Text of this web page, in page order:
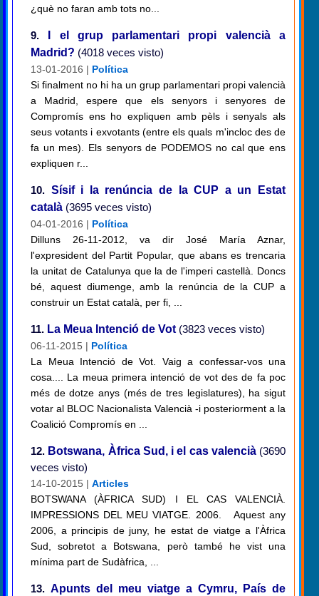
¿què no faran amb tots no...
9.
I el grup parlamentari propi valencià a
Madrid? (4018 veces visto)
13-01-2016 | Política
Si finalment no hi ha un grup parlamentari propi valencià
a Madrid, espere que els senyors i senyores de
Compromís ens ho expliquen amb pèls i senyals als
seus votants i exvotants (entre els quals m'incloc des de
fa un mes). Els senyors de PODEMOS no cal que ens
expliquen r...
10. Sísif i la renúncia de la CUP a un Estat
català (3695 veces visto)
04-01-2016 | Política
Dilluns 26-11-2012, va dir José María Aznar,
l'expresident del Partit Popular, que abans es trencaria
la unitat de Catalunya que la de l'imperi castellà. Doncs
bé, aquest diumenge, amb la renúncia de la CUP a
construir un Estat català, per fi, ...
11. La Meua Intenció de Vot(3823 veces visto)
06-11-2015 | Política
La Meua Intenció de Vot. Vaig a confessar-vos una
cosa.... La meua primera intenció de vot des de fa poc
més de dotze anys (més de tres legislatures), ha sigut
votar al BLOC Nacionalista Valencià -i posteriorment a la
Coalició Compromís en ...
12. Botswana, Àfrica Sud, i el cas valencià(3690
veces visto)
14-10-2015 | Articles
BOTSWANA (ÀFRICA SUD) I EL CAS VALENCIÀ.
IMPRESSIONS DEL MEU VIATGE. 2006. Aquest any
2006, a principis de juny, he estat de viatge a l'Àfrica
Sud, sobretot a Botswana, però també he vist una
mínima part de Sudàfrica, ...
13. Apunts del meu viatge a Cymru, País de